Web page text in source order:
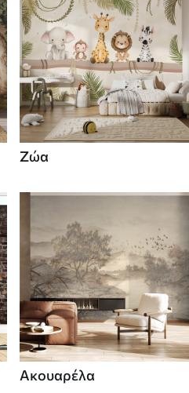
Ζώα
Ακουαρέλα